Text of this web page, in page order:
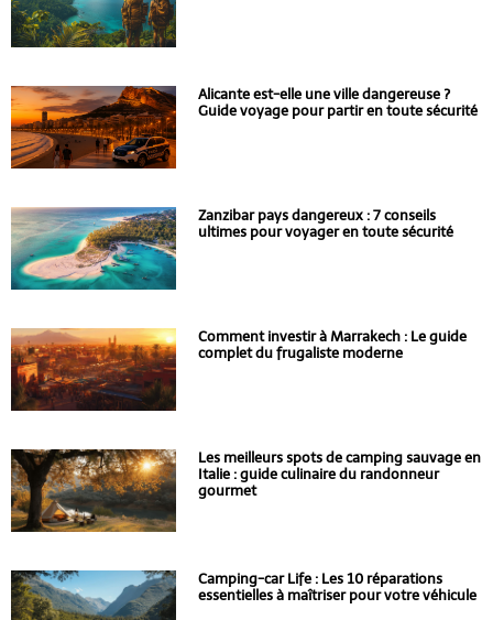
Alicante est-elle une ville dangereuse ?
Guide voyage pour partir en toute sécurité
Zanzibar pays dangereux : 7 conseils
ultimes pour voyager en toute sécurité
Comment investir à Marrakech : Le guide
complet du frugaliste moderne
Les meilleurs spots de camping sauvage en
Italie : guide culinaire du randonneur
gourmet
Camping-car Life : Les 10 réparations
essentielles à maîtriser pour votre véhicule